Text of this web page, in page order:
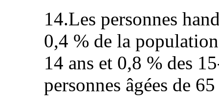
14.Les personnes
0,4 % de la
14 ans et 0,8 % des
personnes âgées de